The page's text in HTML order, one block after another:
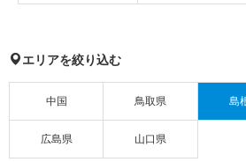
エリアを絞り込む
中国 鳥取県 島
広島県 山口県